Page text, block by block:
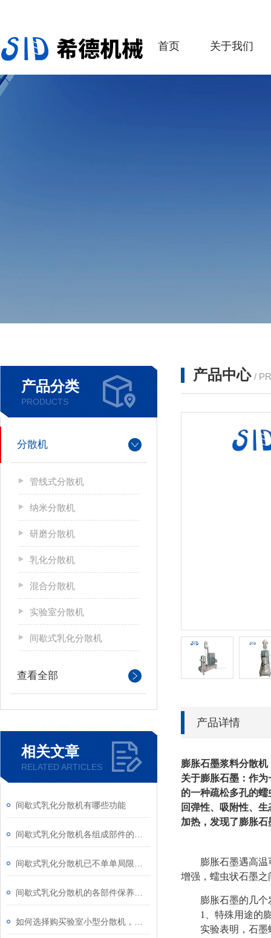
首页 关于我们
产品分类
PRODUCTS
分散机
管线式分散机
纳米分散机
研磨分散机
乳化分散机
混合分散机
实验室分散机
间歇式乳化分散机
查看全部
相关文章
RELATED ARTICLES
间歇式乳化分散机有哪些功能
产品中心 /
产品详情
膨胀石墨浆料分散机
关于膨胀石墨： 作为
的一种疏松多孔的
回弹性、吸附性、
加热，发现了膨胀
膨胀石墨遇高
增强，蠕虫状石墨
膨胀石墨的几
1、特殊用途的
实验表明，石